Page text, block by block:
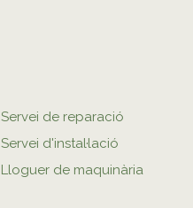
Servei de reparació
Servei d'instal·lació
Lloguer de maquinària